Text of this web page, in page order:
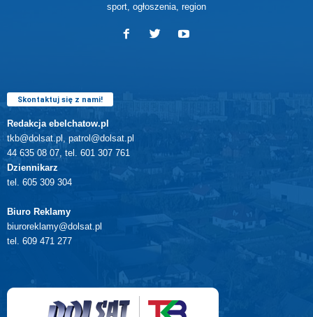
sport, ogłoszenia, region
Skontaktuj się z nami!
Redakcja ebelchatow.pl
tkb@dolsat.pl, patrol@dolsat.pl
44 635 08 07, tel. 601 307 761
Dziennikarz
tel. 605 309 304
Biuro Reklamy
biuroreklamy@dolsat.pl
tel. 609 471 277